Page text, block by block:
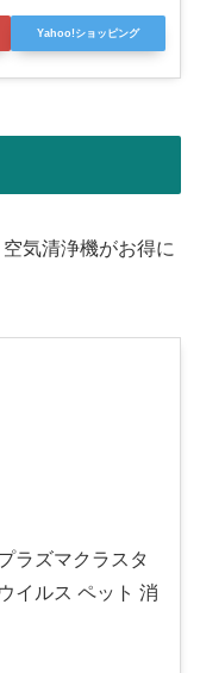
Yahoo!ショッピング
気清浄機がお得に
ラズマクラスタ
イルス ペット 消